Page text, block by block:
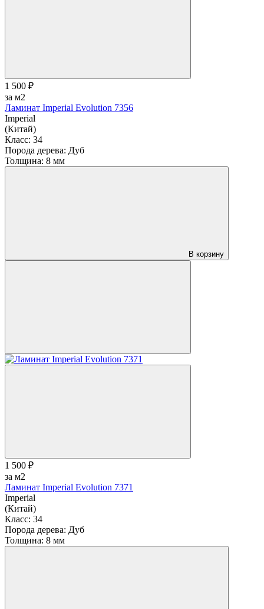
1 500 ₽
за м2
Ламинат Imperial Evolution 7356
Imperial
(Китай)
Класс: 34
Порода дерева: Дуб
Толщина: 8 мм
В корзину
1 500 ₽
за м2
Ламинат Imperial Evolution 7371
Imperial
(Китай)
Класс: 34
Порода дерева: Дуб
Толщина: 8 мм